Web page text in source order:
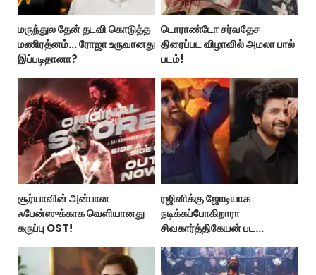
மருந்துல தேன் தடவி கொடுத்த
மணிரத்னம்... ரோஜா உருவானது
இப்படிதானா?
டொராண்டோ சர்வதேச
திரைப்பட விழாவில் அமலா பால்
படம்!
சூர்யாவின் அன்பான
ஃபேன்ஸுக்காக வெளியானது
கருப்பு OST!
ரஜினிக்கு ஜோடியாக
நடிக்கப்போகிறாரா
சிவகார்த்திகேயன் பட